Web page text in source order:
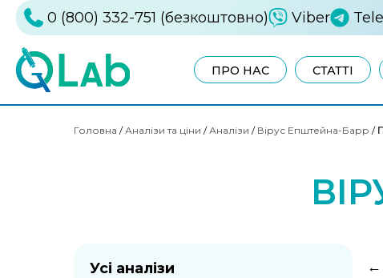
0 (800) 332-751 (безкоштовно) Viber
ПРО НАС СТАТТІ
Головна / Аналізи та ціни / Аналізи / Вірус Епштейна-Барр /
Усі аналізи ←